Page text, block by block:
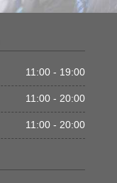
11:00 - 19:00
11:00 - 20:00
11:00 - 20:00